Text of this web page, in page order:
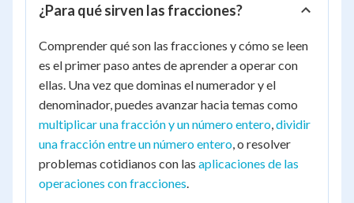
¿Para qué sirven las fracciones?
Comprender qué son las fracciones y cómo se leen
es el primer paso antes de aprender a operar con
ellas. Una vez que dominas el numerador y el
denominador, puedes avanzar hacia temas como
multiplicar una fracción y un número entero,dividir
una fracción entre un número entero, o resolver
problemas cotidianos con las aplicaciones de las
operaciones con fracciones.